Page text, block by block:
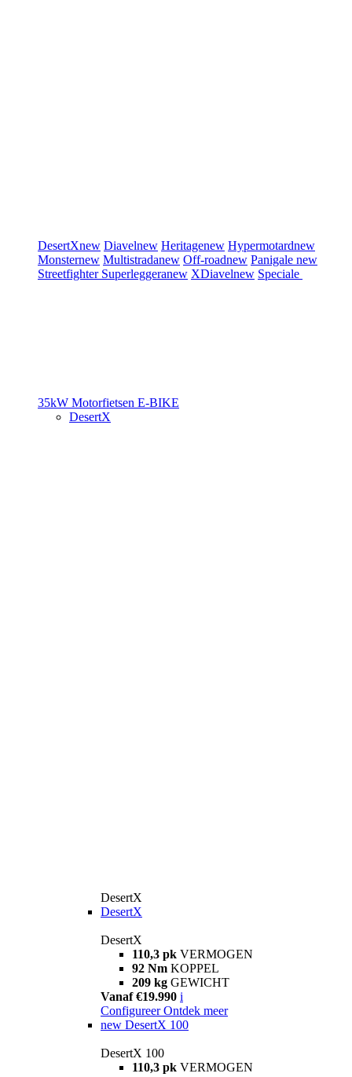
DesertXnew Diavelnew Heritagenew Hypermotardnew
Monsternew Multistradanew Off-roadnew Panigale new
Streetfighter Superleggeranew XDiavelnew Speciale
35kW Motorfietsen E-BIKE
DesertX
DesertX
DesertX
DesertX
110,3 pk VERMOGEN
92 Nm KOPPEL
209 kg GEWICHT
Vanaf €19.990 i
Configureer Ontdek meer
new DesertX 100
DesertX 100
110,3 pk VERMOGEN